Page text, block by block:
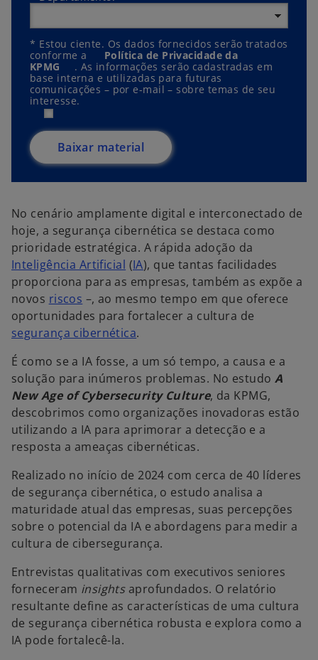
* Estou ciente. Os dados fornecidos serão tratados
conforme a
Política de Privacidade da
KPMG
. As informações serão cadastradas em
base interna e utilizadas para futuras
comunicações – por e-mail – sobre temas de seu
interesse.
Baixar material
No cenário amplamente digital e interconectado de
hoje, a segurança cibernética se destaca como
prioridade estratégica. A rápida adoção da
Inteligência Artificial (IA), que tantas facilidades
proporciona para as empresas, também as expõe a
novos riscos –, ao mesmo tempo em que oferece
oportunidades para fortalecer a cultura de
segurança cibernética.
É como se a IA fosse, a um só tempo, a causa e a
solução para inúmeros problemas. No estudo A
New Age of Cybersecurity Culture, da KPMG,
descobrimos como organizações inovadoras estão
utilizando a IA para aprimorar a detecção e a
resposta a ameaças cibernéticas.
Realizado no início de 2024 com cerca de 40 líderes
de segurança cibernética, o estudo analisa a
maturidade atual das empresas, suas percepções
sobre o potencial da IA e abordagens para medir a
cultura de cibersegurança.
Entrevistas qualitativas com executivos seniores
forneceram insightsaprofundados. O relatório
resultante define as características de uma cultura
de segurança cibernética robusta e explora como a
IA pode fortalecê-la.